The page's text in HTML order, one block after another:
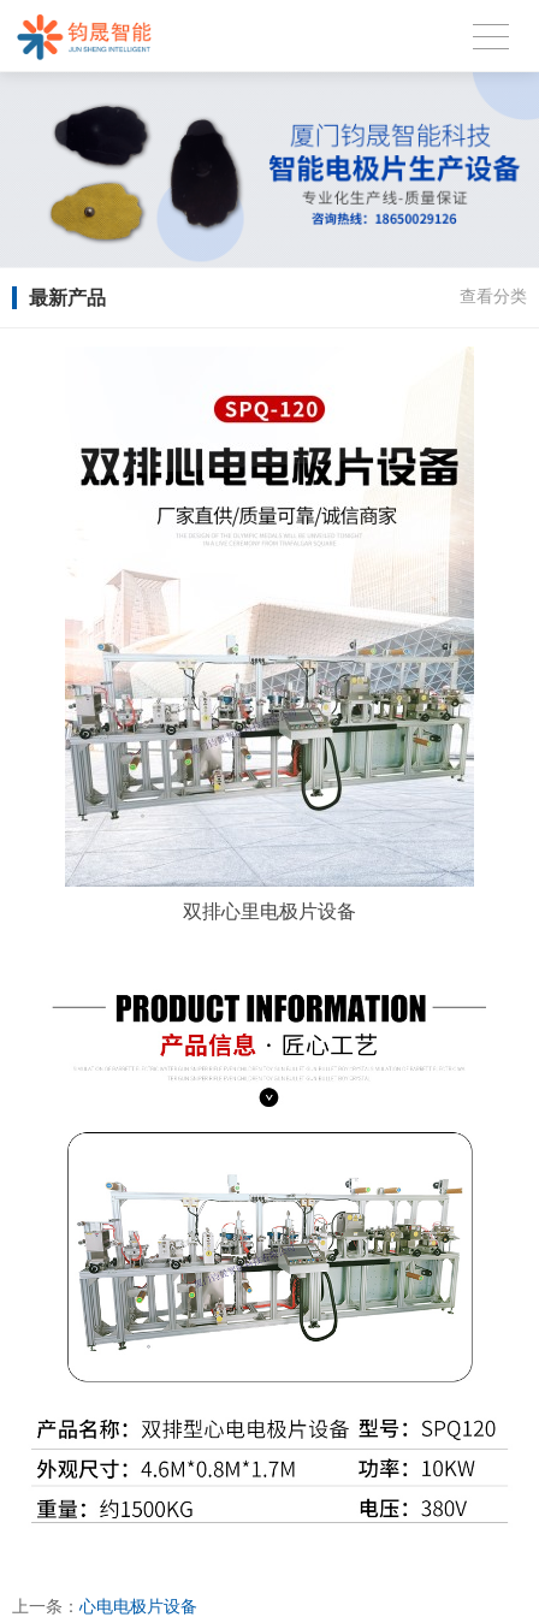
最新产品 查看分类
双排心里电极片设备
上一条： 心电电极片设备